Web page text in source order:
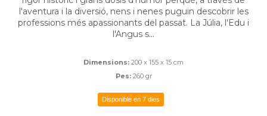
l'aventura i la diversió, nens i nenes puguin descobrir les
professions més apassionants del passat. La Júlia, l'Edu i
l'Angus s...
Dimensions: 200 x 155 x 15 cm
Pes: 260 gr
Disponible en 7 dies